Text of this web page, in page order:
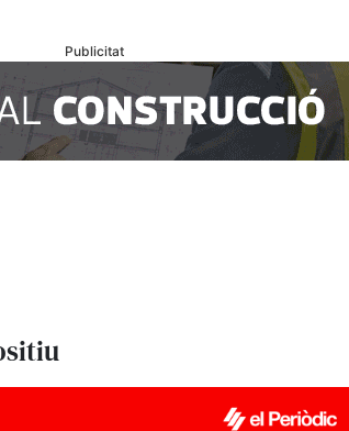
Publicitat